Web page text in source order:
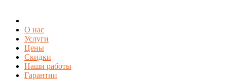
О нас
Услуги
Цены
Скидки
Наши работы
Гарантии